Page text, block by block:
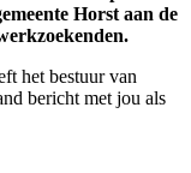
Horst aan de
het bestuur van
bericht met jou als